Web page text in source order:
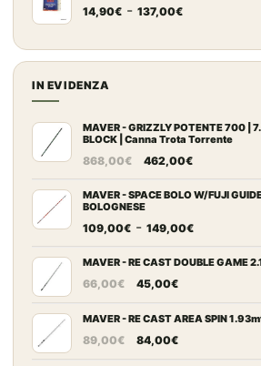
69,50€
a
500,00€
14,90€ - 137,00€Fascia
prezzo:
da
137,00€
IN EVIDENZA
MAVER - GRIZZLY POTENTE 700 |
BLOCK | Canna Trota Torrente
868,00€
Il
originale
era:
868,00€.
462,00€Il
attuale
462,00€.
MAVER - SPACE BOLO W/FUJI
BOLOGNESE
109,00€ - 149,00€Fascia
prezzo:
a
MAVER - RE CAST DOUBLE GAME
66,00€
Il
originale
era:
45,00€Il
attuale
è:
MAVER - RE CAST AREA SPIN
89,00€
Il
84,00€Il